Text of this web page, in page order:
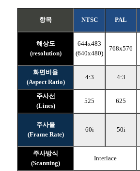
항목 NTSC PAL
해상도
(resolution)
644x483
(640x480)
768x576
화면비율
(Aspect Ratio)
4:3 4:3
주사선
(Lines)
525 625
주사율
(Frame Rate)
60i 50i
주사방식
(Scanning)
Interlace